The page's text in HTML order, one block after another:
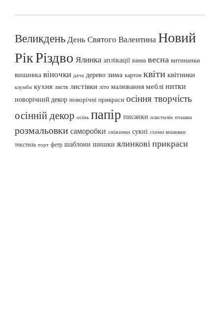
ВеликденьДень Святого ВалентинаНовий
РікРіздво Ялинка аплікації ванна весна витинанки
вишивка віночки дача дерево зима картон квіти квітники
клумби кухня листя листівки літо малювання меблі нитки
новорічний декор новорічні прикраси осіння творчість
осінній декор осінь папір писанки пластилін пташки
розмальовки саморобки сніжинки сукні схеми вишивки
текстиль торт фетр шаблони шишки ялинкові прикраси